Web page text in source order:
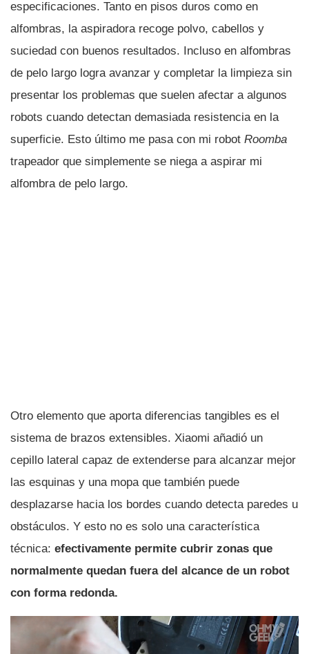
especificaciones. Tanto en pisos duros como en
alfombras, la aspiradora recoge polvo, cabellos y
suciedad con buenos resultados. Incluso en alfombras
de pelo largo logra avanzar y completar la limpieza sin
presentar los problemas que suelen afectar a algunos
robots cuando detectan demasiada resistencia en la
superficie. Esto último me pasa con mi robot Roomba
trapeador que simplemente se niega a aspirar mi
alfombra de pelo largo.
Otro elemento que aporta diferencias tangibles es el
sistema de brazos extensibles. Xiaomi añadió un
cepillo lateral capaz de extenderse para alcanzar mejor
las esquinas y una mopa que también puede
desplazarse hacia los bordes cuando detecta paredes u
obstáculos. Y esto no es solo una característica
técnica: efectivamente permite cubrir zonas que
normalmente quedan fuera del alcance de un robot
con forma redonda.